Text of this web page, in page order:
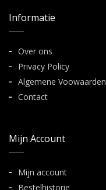
Informatie
Over ons
Privacy Policy
Algemene Voowaarden
Contact
Mijn Account
Mijn account
Bestelhistorie